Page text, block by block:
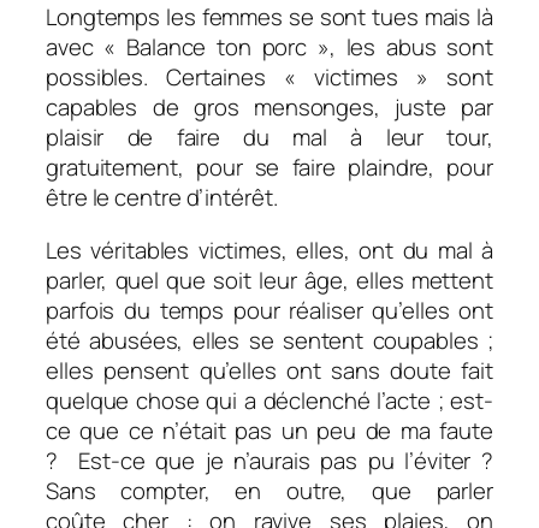
Longtemps les femmes se sont tues mais là
avec « Balance ton porc », les abus sont
possibles. Certaines « victimes » sont
capables de gros mensonges, juste par
plaisir de faire du mal à leur tour,
gratuitement, pour se faire plaindre, pour
être le centre d’intérêt.
Les véritables victimes, elles, ont du mal à
parler, quel que soit leur âge, elles mettent
parfois du temps pour réaliser qu’elles ont
été abusées, elles se sentent coupables ;
elles pensent qu’elles ont sans doute fait
quelque chose qui a déclenché l’acte ; est-
ce que ce n’était pas un peu de ma faute
? Est-ce que je n’aurais pas pu l’éviter ?
Sans compter, en outre, que parler
coûte cher : on ravive ses plaies, on